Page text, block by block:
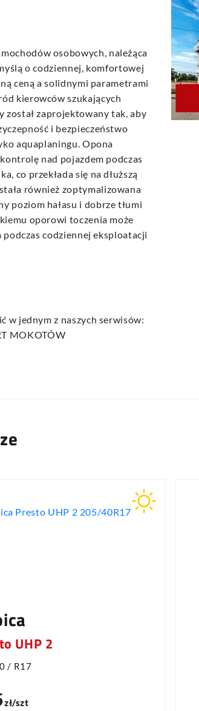
osobowych, należąca
o codziennej, komfortowej
ceną a solidnymi parametrami
kierowców szukających
został zaprojektowany tak, aby
i bezpieczeństwo
aquaplaningu. Opona
nad pojazdem podczas
co przekłada się na dłuższą
również zoptymalizowana
poziom hałasu i dobrze tłumi
oporowi toczenia może
codziennej eksploatacji
w jednym z naszych serwisów:
MOKOTÓW
UHP 2
/ R17
zł/szt